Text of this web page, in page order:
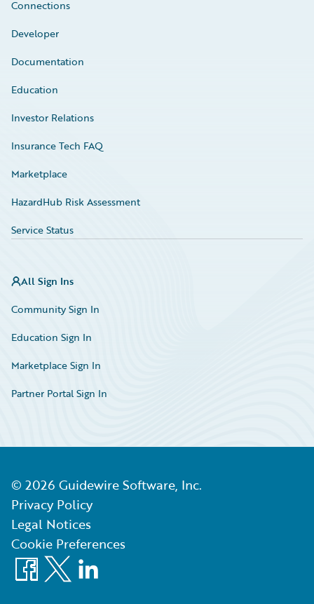
Connections
Developer
Documentation
Education
Investor Relations
Insurance Tech FAQ
Marketplace
HazardHub Risk Assessment
Service Status
All Sign Ins
Community Sign In
Education Sign In
Marketplace Sign In
Partner Portal Sign In
© 2026 Guidewire Software, Inc.
Privacy Policy
Legal Notices
Cookie Preferences
Facebook
X LinkedIn